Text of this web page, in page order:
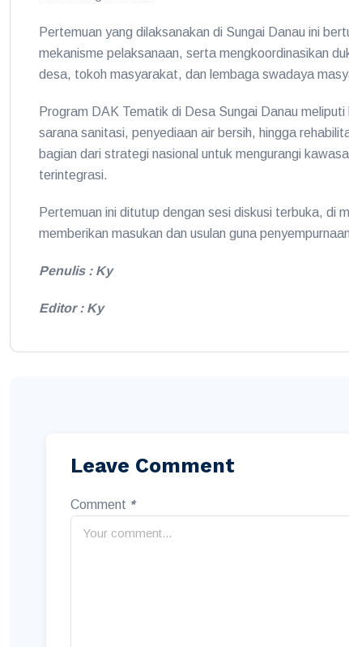
Pertemuan yang dilaksanakan di Sungai Danau ini
mekanisme pelaksanaan, serta mengkoordinasikan
desa, tokoh masyarakat, dan lembaga swadaya
Program DAK Tematik di Desa Sungai Danau
sarana sanitasi, penyediaan air bersih, hingga
bagian dari strategi nasional untuk mengurangi
terintegrasi.
Pertemuan ini ditutup dengan sesi diskusi terbuka, di
memberikan masukan dan usulan guna
Penulis : Ky
Editor : Ky
Leave Comment
Comment *